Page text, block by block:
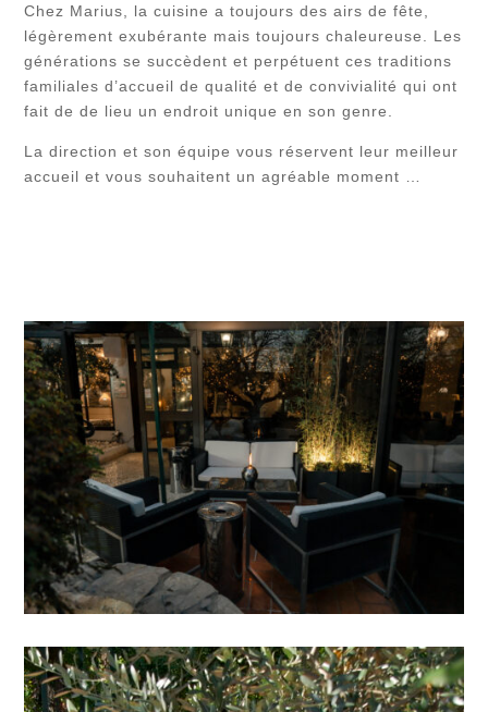
Chez Marius, la cuisine a toujours des airs de fête,
légèrement exubérante mais toujours chaleureuse. Les
générations se succèdent et perpétuent ces traditions
familiales d’accueil de qualité et de convivialité qui ont
fait de de lieu un endroit unique en son genre.
La direction et son équipe vous réservent leur meilleur
accueil et vous souhaitent un agréable moment …